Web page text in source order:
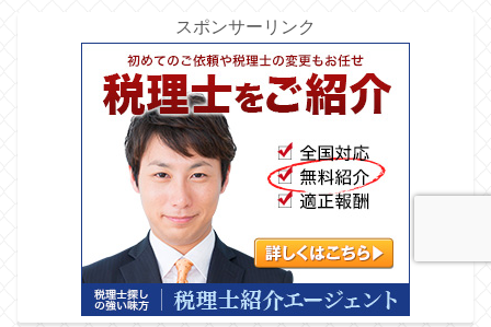
スポンサーリンク